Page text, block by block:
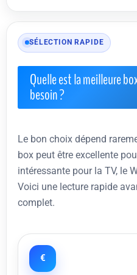
SÉLECTION RAPIDE
Quelle est la meilleure
besoin ?
Le bon choix dépend
box peut être excellente
intéressante pour la TV, le
Voici une lecture rapide
complet.
€